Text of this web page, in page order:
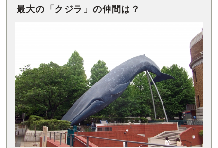
最大の「クジラ」の仲間は？